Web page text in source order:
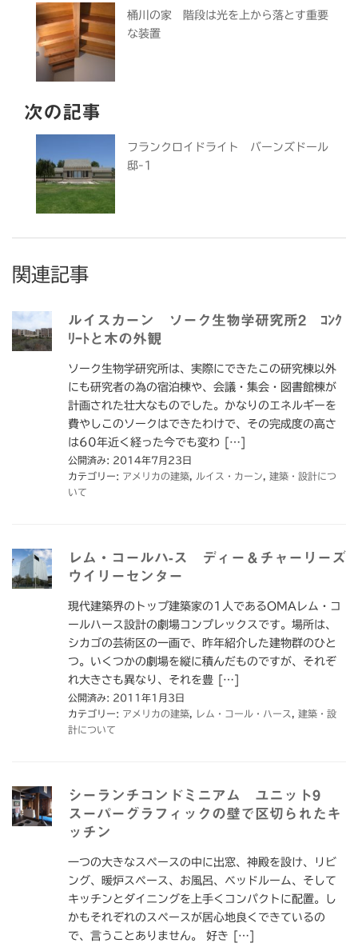
桶川の家 階段は光を上から落とす重要
な装置
次の記事
フランクロイドライト バーンズドール
邸-1
関連記事
ルイスカーン ソーク生物学研究所2 ｺﾝｸ
ﾘｰﾄと木の外観
ソーク生物学研究所は、実際にできたこの研究棟以外
にも研究者の為の宿泊棟や、会議・集会・図書館棟が
計画された壮大なものでした。かなりのエネルギーを
費やしこのソークはできたわけで、その完成度の高さ
は60年近く経った今でも変わ […]
公開済み: 2014年7月23日
カテゴリー: アメリカの建築 ルイス・カーン
建築・設計につ
いて
レム・コールハ-ス ディー＆チャーリーズ
ウイリーセンター
現代建築界のトップ建築家の1人であるOMAレム・コ
ールハース設計の劇場コンプレックスです。場所は、
シカゴの芸術区の一画で、昨年紹介した建物群のひと
つ。いくつかの劇場を縦に積んだものですが、それぞ
れ大きさも異なり、それを豊 […]
公開済み: 2011年1月3日
カテゴリー: アメリカの建築 レム・コール・ハース
建築・設
計について
シーランチコンドミニアム ユニット9
スーパーグラフィックの壁で区切られたキ
ッチン
一つの大きなスペースの中に出窓、神殿を設け、リビ
ング、暖炉スペース、お風呂、ベッドルーム、そして
キッチンとダイニングを上手くコンパクトに配置。し
かもそれぞれのスペースが居心地良くできているの
で、言うことありません。 好き […]